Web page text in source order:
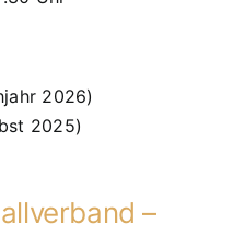
2026)
2025)
–